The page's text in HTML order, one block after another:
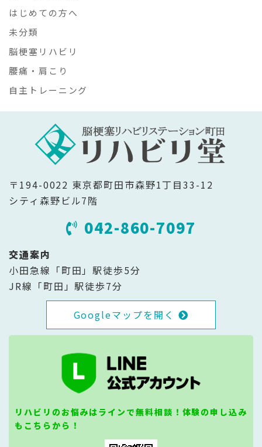
はじめての方へ
未分類
脳梗塞リハビリ
腰痛・肩こり
自主トレーニング
〒194-0022 東京都町田市森野1丁目33-12
シティ森野ビル7階
042-860-7097
交通案内
小田急線「町田」駅徒歩5分
JR線「町田」駅徒歩7分
Googleマップを開く
リハビリのお悩みはラインで無料相談！体験の申し込み
もこちらから！